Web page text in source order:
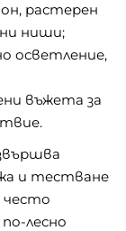
растерен
ниши;
осветление,
въжета за
и тестване
лесно